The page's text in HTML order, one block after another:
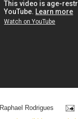
Raphael Rodrigues